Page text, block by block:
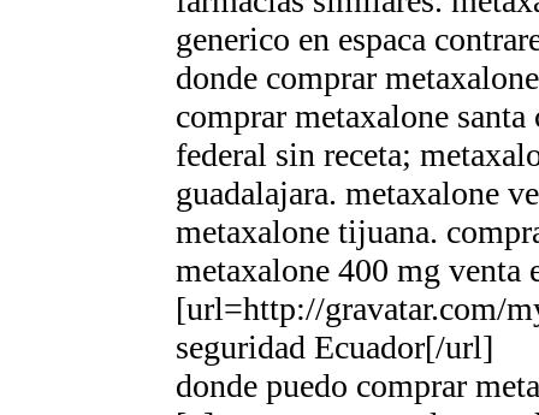
generico en espaсa
donde comprar
comprar metaxalone
federal sin receta;
guadalajara. metaxalone
metaxalone tijuana.
metaxalone 400 mg venta
[url=http://gravatar.com/
seguridad Ecuador[/url]
donde puedo comprar